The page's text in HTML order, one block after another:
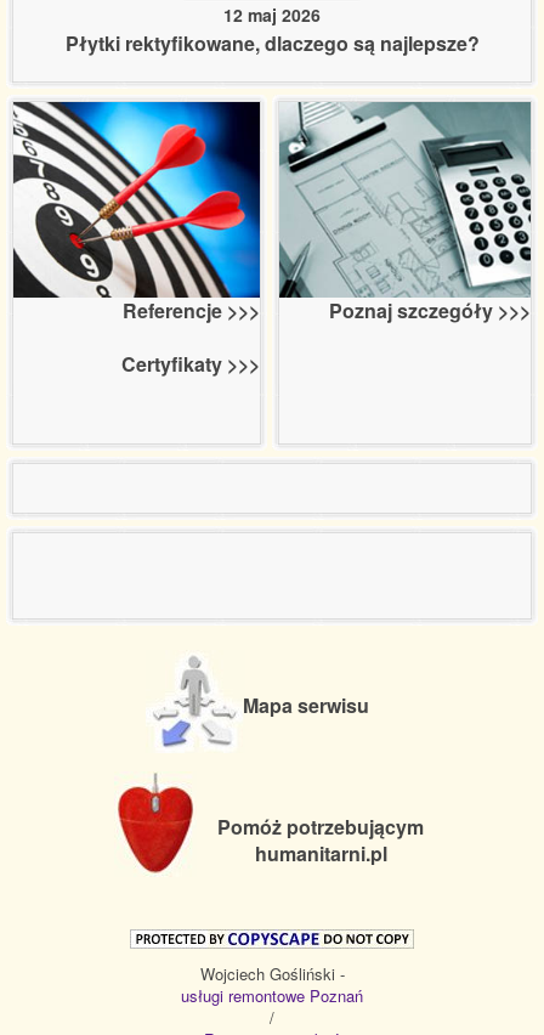
12 maj 2026
Płytki rektyfikowane, dlaczego są najlepsze?
Referencje >>>
Certyfikaty >>>
Poznaj szczegóły >>>
Mapa serwisu
Pomóż potrzebującym
humanitarni.pl
Wojciech Gośliński -
usługi remontowe Poznań
/